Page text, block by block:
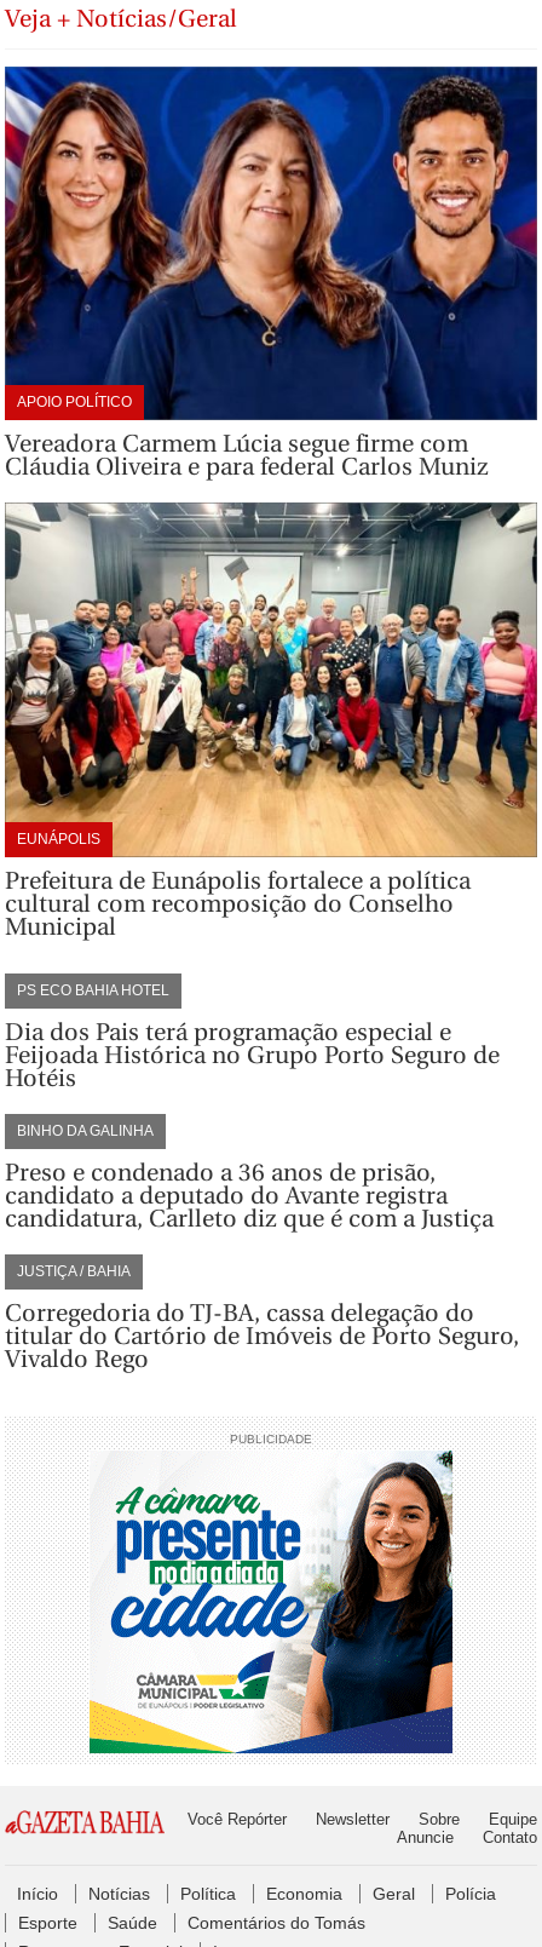
Veja + Notícias/Geral
APOIO POLÍTICO
Vereadora Carmem Lúcia segue firme com
Cláudia Oliveira e para federal Carlos Muniz
EUNÁPOLIS
Prefeitura de Eunápolis fortalece a política
cultural com recomposição do Conselho
Municipal
PS ECO BAHIA HOTEL
Dia dos Pais terá programação especial e
Feijoada Histórica no Grupo Porto Seguro de
Hotéis
BINHO DA GALINHA
Preso e condenado a 36 anos de prisão,
candidato a deputado do Avante registra
candidatura, Carlleto diz que é com a Justiça
JUSTIÇA / BAHIA
Corregedoria do TJ-BA, cassa delegação do
titular do Cartório de Imóveis de Porto Seguro,
Vivaldo Rego
PUBLICIDADE
Você Repórter Newsletter Sobre
Equipe
Anuncie
Contato
Início Notícias Política Economia Geral
Polícia
Esporte
Saúde
Comentários do Tomás